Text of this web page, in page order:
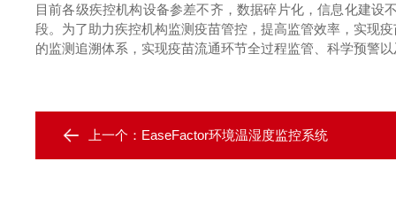
目前各级疾控机构设备参差不齐，数据碎片化，信息化建
段。为了助力疾控机构监测疫苗管控，提高监管效率，实现
的监测追溯体系，实现疫苗流通环节全过程监管、科学预警
上一个： EaseFactor环境温湿度监控系统